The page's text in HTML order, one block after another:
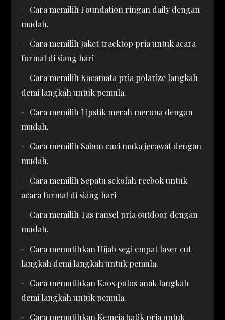
Cara memilih Foundation ringan daily dengan
mudah.
Cara memilih Jaket tracktop pria untuk acara
formal di siang hari
Cara memilih Kacamata pria polarize langkah
demi langkah untuk pemula.
Cara memilih Lipstik merah merona dengan
mudah.
Cara memilih Sabun cuci muka jerawat dengan
mudah.
Cara memilih Sepatu sekolah reebok untuk
acara formal di siang hari
Cara memilih Tas ransel pria outdoor dengan
mudah.
Cara memutihkan Hijab segi empat laser cut
langkah demi langkah untuk pemula.
Cara memutihkan Kaos polos anak langkah
demi langkah untuk pemula.
Cara memutihkan Kemeja batik pria untuk